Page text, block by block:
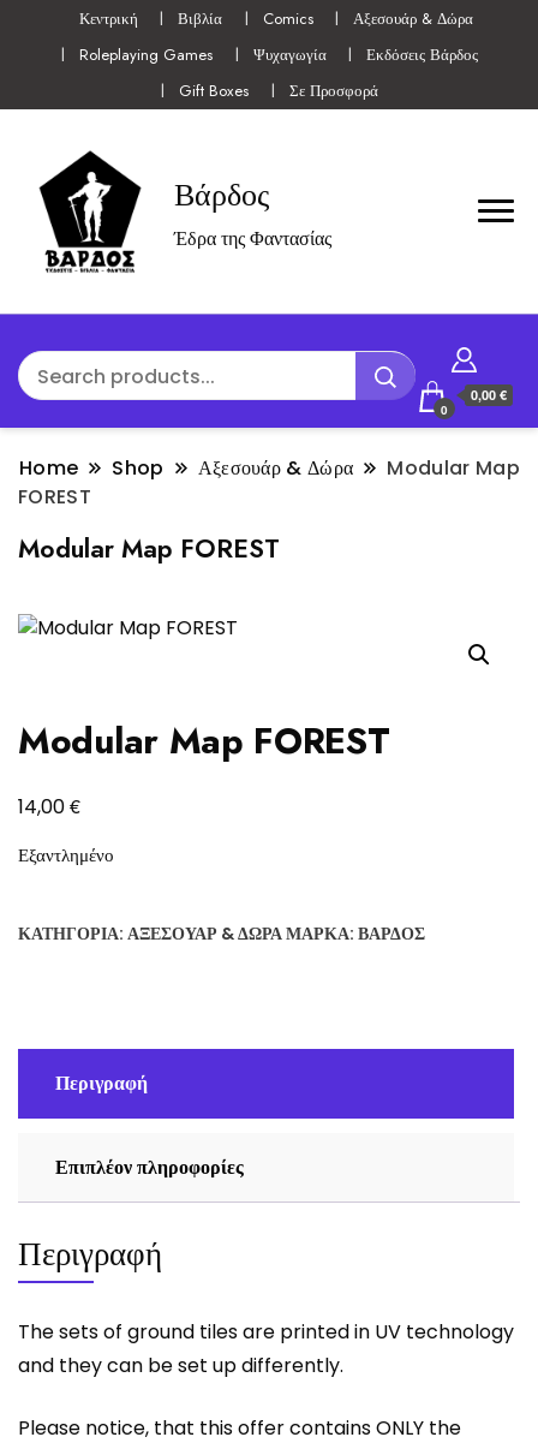
Κεντρική Βιβλία Comics
Αξεσουάρ & Δώρα
Roleplaying Games
Ψυχαγωγία
Εκδόσεις Βάρδος
Gift Boxes
Σε Προσφορά
Βάρδος
Έδρα της Φαντασίας
0
0,00 €
Home Shop Αξεσουάρ & Δώρα
Modular Map
FOREST
Modular Map FOREST
Modular Map FOREST
14,00€
Εξαντλημένο
ΚΑΤΗΓΟΡΊΑ: ΑΞΕΣΟΥΆΡ & ΔΏΡΑΜΆΡΚΑ: ΒΆΡΔΟΣ
Περιγραφή
Επιπλέον πληροφορίες
Περιγραφή
The sets of ground tiles are printed in UV technology
and they can be set up differently.
Please notice, that this offer contains ONLY the